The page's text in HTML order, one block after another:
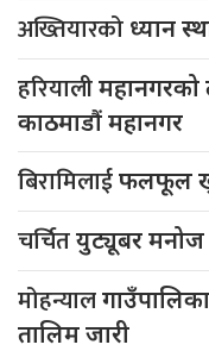
अख्तियारको ध्यान
हरियालीमहानगरको
काठमाडौं महानगर
बिरामिलाईफलफूल
चर्चितयुट्यूबर मनोज
मोहन्याल
तालिम जारी